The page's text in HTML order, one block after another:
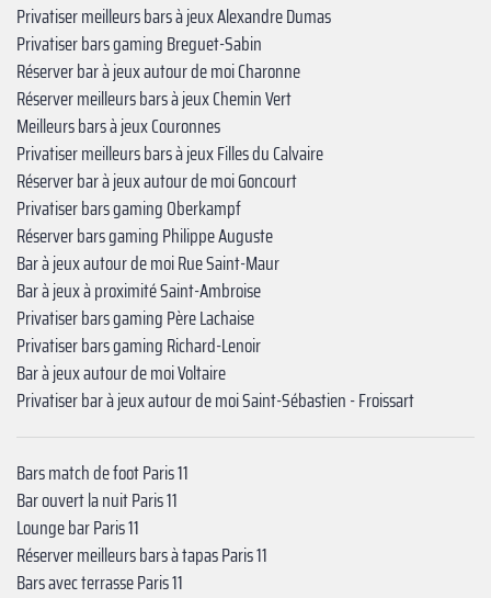
Privatiser meilleurs bars à jeux Alexandre Dumas‍
Privatiser bars gaming Breguet-Sabin
Réserver bar à jeux autour de moi Charonne‍
Réserver meilleurs bars à jeux Chemin Vert
Meilleurs bars à jeux Couronnes
Privatiser meilleurs bars à jeux Filles du Calvaire
Réserver bar à jeux autour de moi Goncourt
Privatiser bars gaming Oberkampf
Réserver bars gaming Philippe Auguste
Bar à jeux autour de moi Rue Saint-Maur
Bar à jeux à proximité Saint-Ambroise
Privatiser bars gaming ‍Père Lachaise
Privatiser bars gaming ‍Richard-Lenoir
Bar à jeux autour de moi ‍Voltaire
Privatiser bar à jeux autour de moi ‍‍Saint-Sébastien - Froissart
Bars match de foot Paris 11
Bar ouvert la nuit Paris 11
Lounge bar Paris 11
Réserver meilleurs bars à tapas Paris 11
Bars avec terrasse Paris 11